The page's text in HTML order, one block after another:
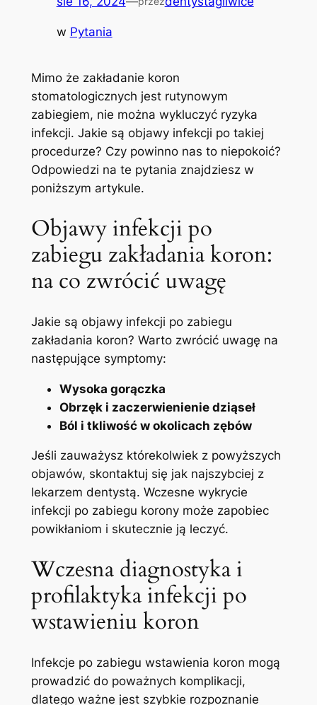
w Pytania
Mimo że zakładanie koron
stomatologicznych‍ jest⁣ rutynowym ​
zabiegiem, nie można wykluczyć ryzyka
infekcji. ‍Jakie ⁤są objawy ​infekcji ‌po takiej
procedurze? Czy powinno ​nas to niepokoić?
⁢Odpowiedzi na te pytania znajdziesz⁢ w
poniższym‌ artykule.
Objawy infekcji po
zabiegu zakładania koron:
na‍ co zwrócić ⁢uwagę
Jakie ⁣są objawy infekcji po zabiegu
zakładania ⁢koron? Warto​ zwrócić uwagę na
⁣następujące symptomy:
Wysoka‍ gorączka
Obrzęk i zaczerwienienie dziąseł
Ból i tkliwość w okolicach‌ zębów
Jeśli zauważysz którekolwiek ⁢z powyższych
objawów, skontaktuj ⁢się jak najszybciej ⁢z
⁤lekarzem ⁣dentystą. Wczesne wykrycie
infekcji po zabiegu ⁢korony ‍może zapobiec
⁤powikłaniom i ⁢skutecznie ją leczyć.
Wczesna diagnostyka i​
profilaktyka infekcji po
wstawieniu koron
Infekcje po zabiegu wstawienia koron mogą
prowadzić do poważnych komplikacji,
dlatego ważne jest szybkie‍ rozpoznanie